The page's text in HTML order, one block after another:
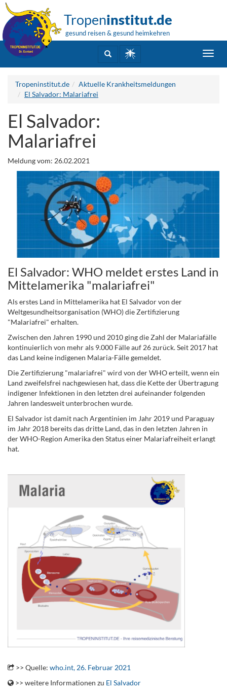
Tropeninstitut.de
gesund reisen & gesund heimkehren
Tropeninstitut.de
Aktuelle Krankheitsmeldungen
El Salvador: Malariafrei
El Salvador:
Malariafrei
Meldung vom: 26.02.2021
El Salvador: WHO meldet erstes Land in
Mittelamerika "malariafrei"
Als erstes Land in Mittelamerika hat El Salvador von der
Weltgesundheitsorganisation (WHO) die Zertifizierung
"Malariafrei" erhalten.
Zwischen den Jahren 1990 und 2010 ging die Zahl der Malariafälle
kontinuierlich von mehr als 9.000 Fälle auf 26 zurück. Seit 2017 hat
das Land keine indigenen Malaria-Fälle gemeldet.
Die Zertifizierung "malariafrei" wird von der WHO erteilt, wenn ein
Land zweifelsfrei nachgewiesen hat, dass die Kette der Übertragung
indigener Infektionen in den letzten drei aufeinander folgenden
Jahren landesweit unterbrochen wurde.
El Salvador ist damit nach Argentinien im Jahr 2019 und Paraguay
im Jahr 2018 bereits das dritte Land, das in den letzten Jahren in
der WHO-Region Amerika den Status einer Malariafreiheit erlangt
hat.
>> Quelle: who.int, 26. Februar 2021
>> weitere Informationen zu El Salvador